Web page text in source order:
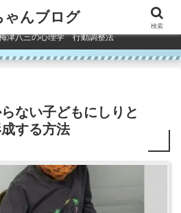
プ
津八三の心理学 行動調整法
ない子どもにしりと
する方法
ゃんブログ
検索